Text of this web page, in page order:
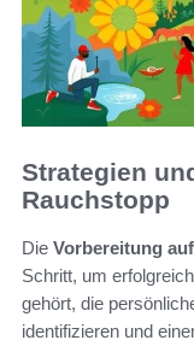
Strategien
Rauchstopp
Die Vorbereitung
Schritt, um
gehört, die
identifizieren und